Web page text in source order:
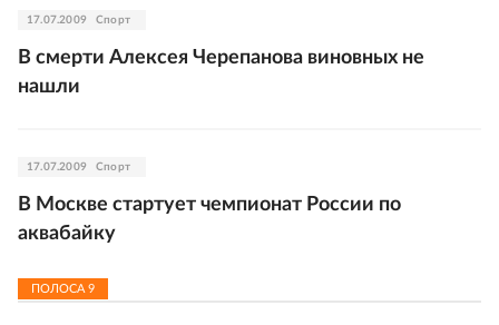
17.07.2009 Спорт
В смерти Алексея Черепанова виновных не
нашли
17.07.2009 Спорт
В Москве стартует чемпионат России по
аквабайку
ПОЛОСА 9